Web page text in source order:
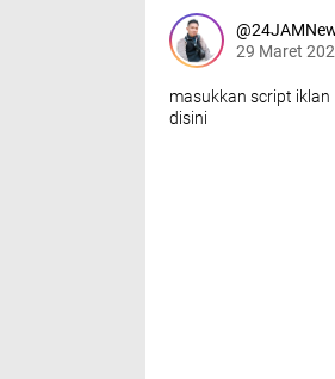
29 Maret
masukkan script iklan
disini